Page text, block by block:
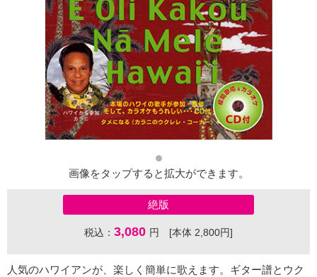
画像をタップすると拡大ができます。
絶版
税込： 3,080 円 [本体 2,800円]
人気のハワイアンが、楽しく簡単に歌えます。ギター譜とウク